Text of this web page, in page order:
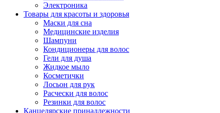
Электроника
Товары для красоты и здоровья
Маски для сна
Медицинские изделия
Шампуни
Кондиционеры для волос
Гели для душа
Жидкое мыло
Косметички
Лосьон для рук
Расчески для волос
Резинки для волос
Канцелярские принадлежности